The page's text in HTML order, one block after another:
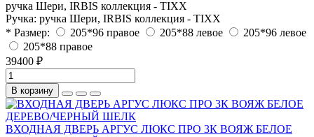
ручка Шери, IRBIS коллекция - TIXX
Ручка: ручка Шери, IRBIS коллекция - TIXX
* Размер:
205*96 правое 205*88 левое
205*96 левое
205*88 правое
39400 ₽
В корзину
ВХОДНАЯ ДВЕРЬ АРГУС ЛЮКС ПРО 3К ВОЯЖ БЕЛОЕ